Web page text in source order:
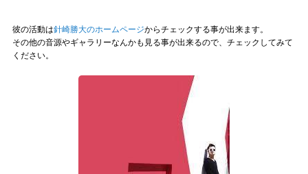
彼の活動は針崎勝大のホームページからチェックする事が出来ます。
その他の音源やギャラリーなんかも見る事が出来るので、チェックしてみて
ください。